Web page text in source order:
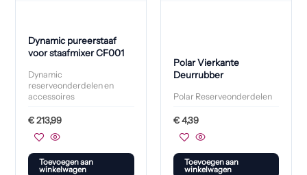
Dynamic pureerstaaf
voor staafmixer CF001
Dynamic
reserveonderdelen en
accessoires
€213,99
Toevoegen aan
winkelwagen
Polar Vierkante
Deurrubber
Polar Reserveonderdelen
€4,39
Toevoegen aan
winkelwagen